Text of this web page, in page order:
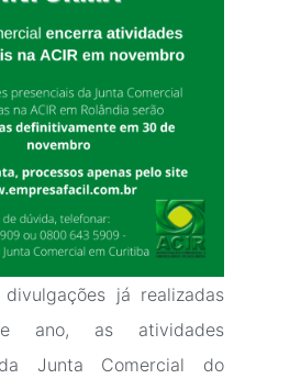
já realizadas
ano, as atividades
Junta Comercial do